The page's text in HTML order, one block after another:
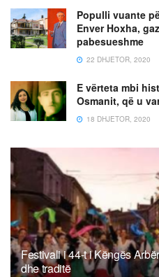
Populli vuante
Enver Hoxha,
pabesueshme
22 DHJETOR, 2020
E vërteta mbi
Osmanit, që u
18 DHJETOR, 2020
Festivali i 44-t i Këngës
dhe traditë